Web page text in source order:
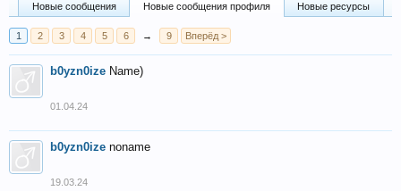
Новые сообщения Новые сообщения профиля Новые ресурсы
1 2 3 4 5 6 → 9 Вперёд >
b0yzn0ize Name)
01.04.24
b0yzn0ize noname
19.03.24